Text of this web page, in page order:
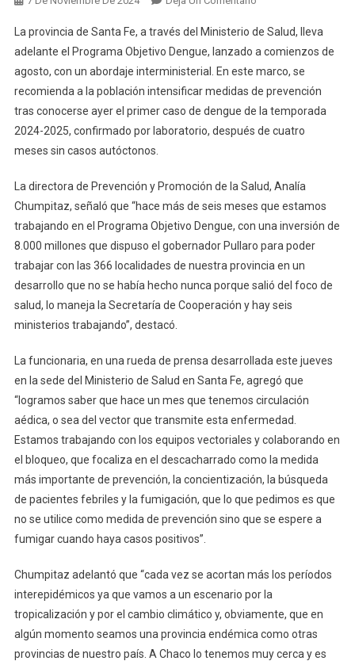
Provincia
Recomienda
Intensificar
Medidas
De
Prevención
La provincia de Santa Fe, a través del Ministerio de Salud, lleva
adelante el Programa Objetivo Dengue, lanzado a comienzos de
agosto, con un abordaje interministerial. En este marco, se
recomienda a la población intensificar medidas de prevención
tras conocerse ayer el primer caso de dengue de la temporada
2024-2025, confirmado por laboratorio, después de cuatro
meses sin casos autóctonos.
La directora de Prevención y Promoción de la Salud, Analía
Chumpitaz, señaló que “hace más de seis meses que estamos
trabajando en el Programa Objetivo Dengue, con una inversión de
8.000 millones que dispuso el gobernador Pullaro para poder
trabajar con las 366 localidades de nuestra provincia en un
desarrollo que no se había hecho nunca porque salió del foco de
salud, lo maneja la Secretaría de Cooperación y hay seis
ministerios trabajando”, destacó.
La funcionaria, en una rueda de prensa desarrollada este jueves
en la sede del Ministerio de Salud en Santa Fe, agregó que
“logramos saber que hace un mes que tenemos circulación
aédica, o sea del vector que transmite esta enfermedad.
Estamos trabajando con los equipos vectoriales y colaborando en
el bloqueo, que focaliza en el descacharrado como la medida
más importante de prevención, la concientización, la búsqueda
de pacientes febriles y la fumigación, que lo que pedimos es que
no se utilice como medida de prevención sino que se espere a
fumigar cuando haya casos positivos”.
Chumpitaz adelantó que “cada vez se acortan más los períodos
interepidémicos ya que vamos a un escenario por la
tropicalización y por el cambio climático y, obviamente, que en
algún momento seamos una provincia endémica como otras
provincias de nuestro país. A Chaco lo tenemos muy cerca y es